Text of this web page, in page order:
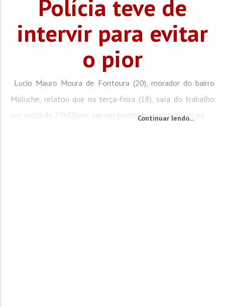
Polícia teve de
intervir para evitar
o pior
Lucio Mauro Moura de Fontoura (20), morador do bairro
Maluche, relatou que na terça-feira (18), saía do trabalho
por volta de 22h50min, em um posto de combustíveis na...
Continuar lendo...